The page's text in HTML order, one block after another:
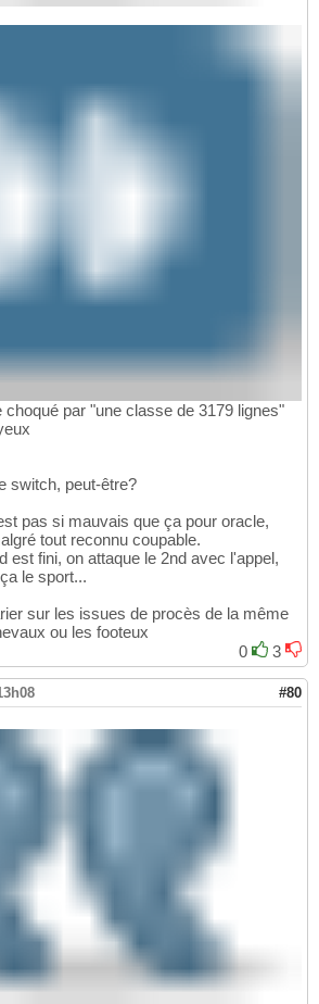
choqué par "une classe de 3179 lignes"
switch, peut-être?
pas si mauvais que ça pour oracle,
tout reconnu coupable.
est fini, on attaque le 2nd avec l'appel,
le sport...
sur les issues de procès de la même
ou les footeux
0
3
#80